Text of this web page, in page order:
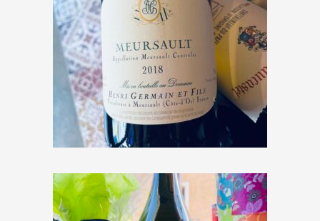
Henri Germain et Fils
« Meursault » 2018
48,00